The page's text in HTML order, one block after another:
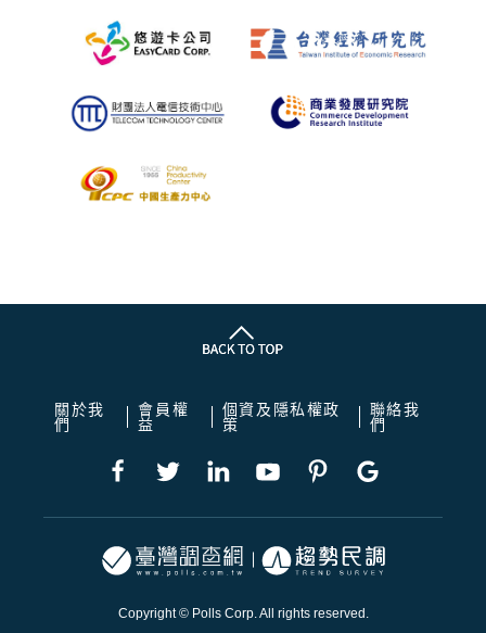
關於我
們
會員權
益
個資及隱私權政
策
聯絡我
們
Copyright © Polls Corp. All rights reserved.